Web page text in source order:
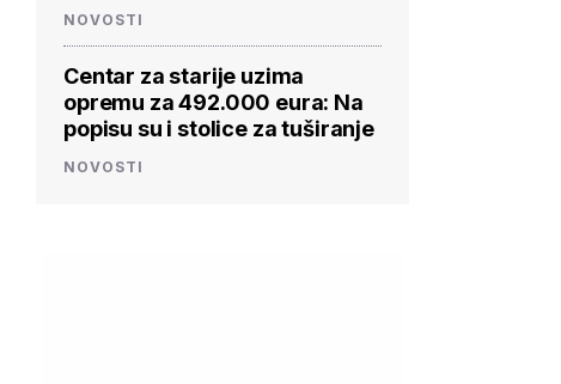
NOVOSTI
Centar za starije uzima
opremu za 492.000 eura: Na
popisu su i stolice za tuširanje
NOVOSTI